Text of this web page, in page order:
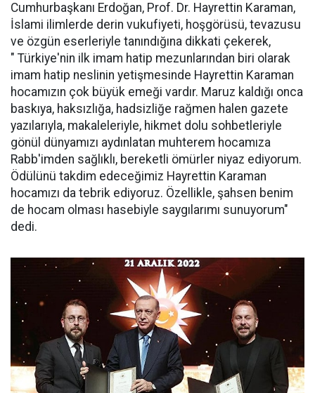
Cumhurbaşkanı Erdoğan, Prof. Dr. Hayrettin Karaman,
İslami ilimlerde derin vukufiyeti, hoşgörüsü, tevazusu
ve özgün eserleriyle tanındığına dikkati çekerek,
" Türkiye'nin ilk imam hatip mezunlarından biri olarak
imam hatip neslinin yetişmesinde Hayrettin Karaman
hocamızın çok büyük emeği vardır. Maruz kaldığı onca
baskıya, haksızlığa, hadsizliğe rağmen halen gazete
yazılarıyla, makaleleriyle, hikmet dolu sohbetleriyle
gönül dünyamızı aydınlatan muhterem hocamıza
Rabb'imden sağlıklı, bereketli ömürler niyaz ediyorum.
Ödülünü takdim edeceğimiz Hayrettin Karaman
hocamızı da tebrik ediyoruz. Özellikle, şahsen benim
de hocam olması hasebiyle saygılarımı sunuyorum"
dedi.